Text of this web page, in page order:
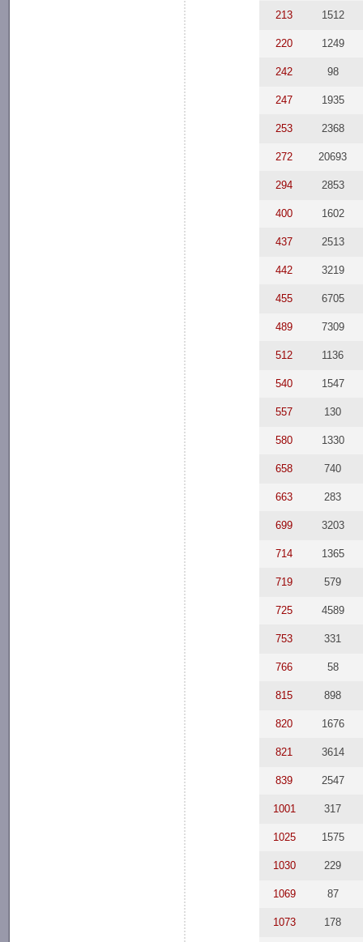
213 1512
220 1249
242 98
247 1935
253 2368
272 20693
294 2853
400 1602
437 2513
442 3219
455 6705
489 7309
512 1136
540 1547
557 130
580 1330
658 740
663 283
699 3203
714 1365
719 579
725 4589
753 331
766 58
815 898
820 1676
821 3614
839 2547
1001 317
1025 1575
1030 229
1069 87
1073 178